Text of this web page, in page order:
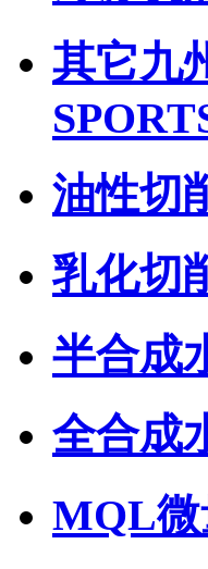
其它九
油性切
乳化切
半合成
全合成
MQL微